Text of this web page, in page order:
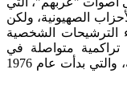
الصهيونية، ولكن
الترشيحات الشخصية
متواصلة في
أنماط التصويت عند العرب للأحزاب الوطنية، والتي بدأت عام 1976